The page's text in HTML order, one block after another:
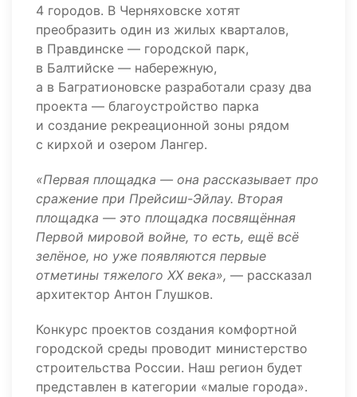
4 городов. В Черняховске хотят
преобразить один из жилых кварталов,
в Правдинске — городской парк,
в Балтийске — набережную,
а в Багратионовске разработали сразу два
проекта — благоустройство парка
и создание рекреационной зоны рядом
с кирхой и озером Лангер.
«Первая площадка — она рассказывает про
сражение при Прейсиш-Эйлау. Вторая
площадка — это площадка посвящённая
Первой мировой войне, то есть, ещё всё
зелёное, но уже появляются первые
отметины тяжелого XX века», — рассказал
архитектор Антон Глушков.
Конкурс проектов создания комфортной
городской среды проводит министерство
строительства России. Наш регион будет
представлен в категории «малые города».